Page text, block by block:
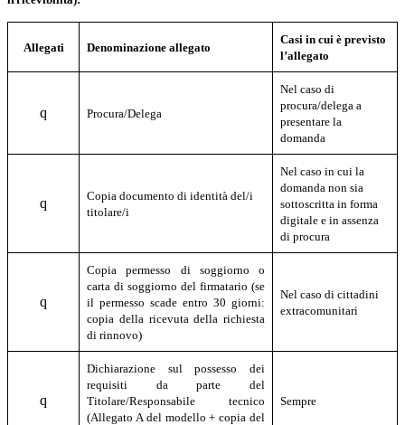
Allegati Denominazione allegato
Casi in cui è previsto
l’allegato
q Procura/Delega
Nel caso di
procura/delega a
presentare la
domanda
q
Copia documento di identità del/i
titolare/i
Nel caso in cui la
domanda non sia
sottoscritta in forma
digitale e in assenza
di procura
q
Copia permesso di soggiorno o
carta di soggiorno del firmatario (se
il permesso scade entro 30 giorni:
copia della ricevuta della richiesta
di rinnovo)
Nel caso di cittadini
extracomunitari
q
Dichiarazione sul possesso dei
requisiti da parte del
Titolare/Responsabile tecnico
(Allegato A del modello + copia del
Sempre